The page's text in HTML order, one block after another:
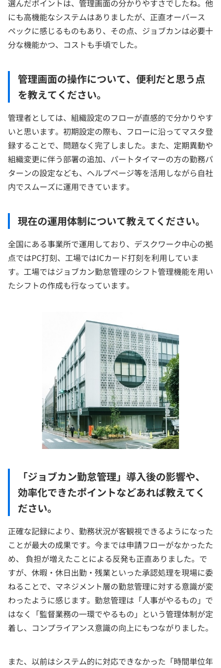
選んだポイントは、管理画面の分かりやすさでしたね。他
にも高機能なシステムはありましたが、正直オーバース
ペックに感じるものもあり、その点、ジョブカンは必要十
分な機能かつ、コストも手頃でした。
管理画面の操作について、便利だと思う点
を教えてください。
管理者としては、組織設定のフローが直感的で分かりやす
いと思います。初期設定の際も、フローに沿ってマスタ登
録することで、問題なく完了しました。また、定期異動や
組織変更に伴う部署の追加、パートタイマーの方の勤務パ
ターンの設定なども、ヘルプページ等を活用しながら自社
内でスムーズに運用できています。
現在の運用体制について教えてください。
全国にある事業所で運用しており、デスクワーク中心の拠
点ではPC打刻、工場ではICカード打刻を利用していま
す。工場ではジョブカン勤怠管理のシフト管理機能を用い
たシフトの作成も行なっています。
「ジョブカン勤怠管理」導入後の影響や、
効率化できたポイントなどあれば教えてく
ださい。
正確な記録により、勤務状況が客観視できるようになった
ことが最大の成果です。今までは申請フローがなかったた
め、 負担が増えたことによる反発も正直ありました。で
すが、休暇・休日出勤・残業といった承認処理を現場に委
ねることで、マネジメント層の勤怠管理に対する意識が変
わったように感じます。勤怠管理は「人事がやるもの」で
はなく「監督業務の一環でやるもの」という管理体制が定
着し、コンプライアンス意識の向上にもつながりました。
また、以前はシステム的に対応できなかった「時間単位年